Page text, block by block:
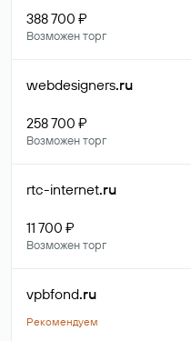
388 700 ₽
Возможен торг
webdesigners.ru
258 700 ₽
Возможен торг
rtc-internet.ru
11 700 ₽
Возможен торг
vpbfond.ru
Рекомендуем